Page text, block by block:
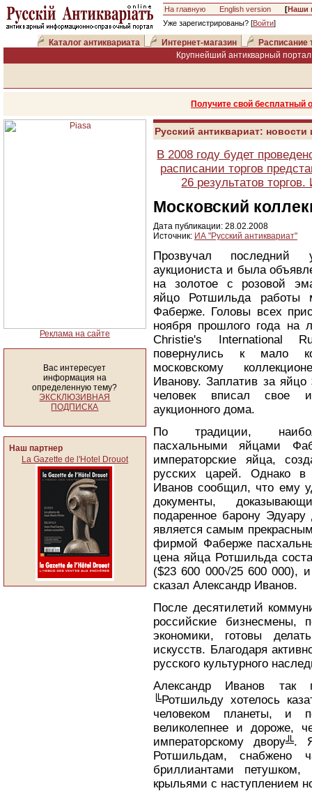
На главную English version [Наши
Уже зарегистрированы? [Войти]
Каталог антиквариата Интернет-магазин
Расписание
Крупнейший антикварный
Получите свой
Реклама на сайте
Вас интересует
информация на
определенную тему?
ЭКСКЛЮЗИВНАЯ
ПОДПИСКА
Наш партнер
La Gazette de l'Hotel Drouot
Русский антиквариат:
В 2008 году будет
расписании торгов
26 результатов
Московский
Дата публикации: 28.02.2008
Источник: ИА "Русский антиквариат"
Прозвучал последний
аукциониста и была
на золотое с розовой
яйцо Ротшильда работы
Фаберже. Головы всех
ноября прошлого года на
Christie's International
повернулись к мало
московскому
Иванову. Заплатив за яйцо
человек вписал свое
аукционного дома.
По традиции,
пасхальными яйцами
императорские яйца,
русских царей. Однако
Иванов сообщил, что ему
документы,
подаренное барону
является самым
фирмой Фаберже
цена яйца Ротшильда
($23 600 000√25 600 000),
сказал Александр Иванов.
После десятилетий
российские бизнесмены,
экономики, готовы
искусств. Благодаря
русского культурного
Александр Иванов так
╚Ротшильду хотелось
человеком планеты, и
великолепнее и дороже,
императорскому двору╩.
Ротшильдам, снабжено
бриллиантами петушком,
крыльями с наступлением